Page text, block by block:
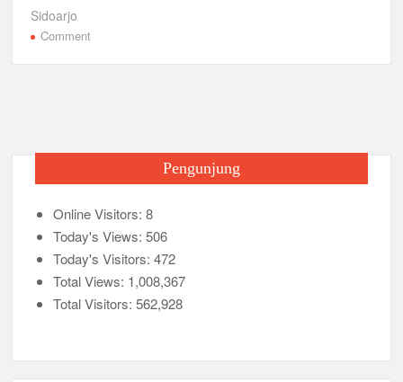
e
b
o p m
Sidoarjo
Commenton
Musyawarah
Pengunjung
Online Visitors:8
Today's Views:506
Today's Visitors:472
Total Views: 1,008,367
Total Visitors:562,928